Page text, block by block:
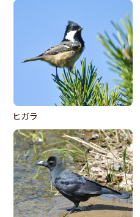
ヒガラ